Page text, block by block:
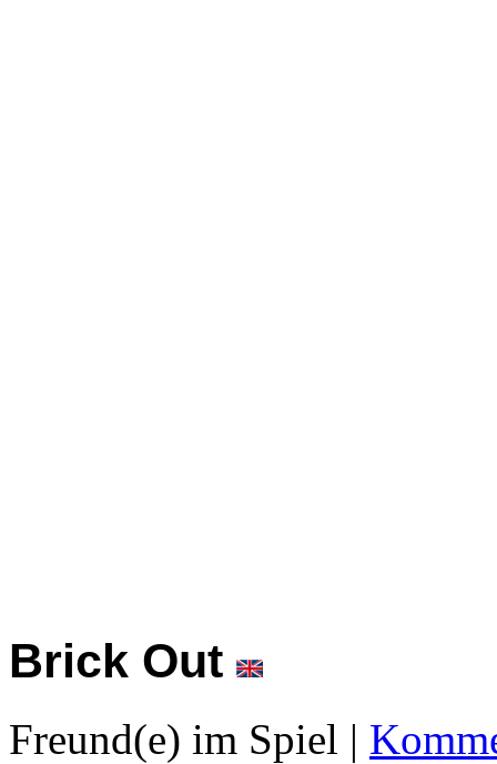
Brick Out
Freund(e) im Spiel |